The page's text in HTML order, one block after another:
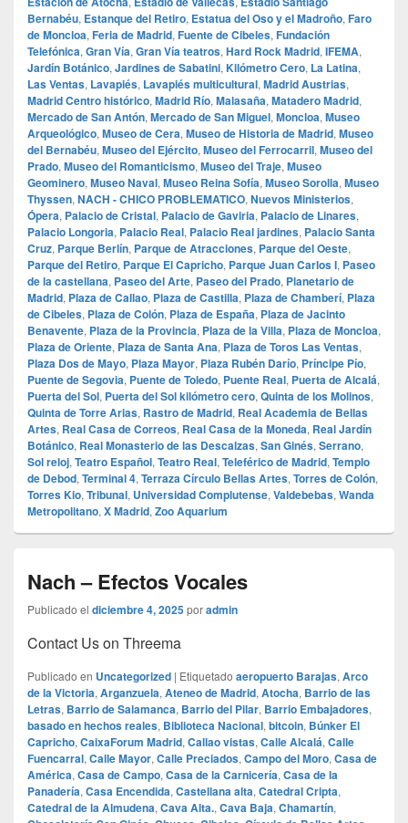
Bernabéu, Estanque del Retiro, Estatua del Oso y el Madroño, Faro
de Moncloa, Feria de Madrid, Fuente de Cibeles, Fundación
Telefónica, Gran Vía, Gran Vía teatros, Hard Rock Madrid, IFEMA,
Jardín Botánico, Jardines de Sabatini, Kilómetro Cero, La Latina,
Las Ventas, Lavapiés, Lavapiés multicultural, Madrid Austrias,
Madrid Centro histórico, Madrid Río, Malasaña, Matadero Madrid,
Mercado de San Antón, Mercado de San Miguel, Moncloa, Museo
Arqueológico, Museo de Cera, Museo de Historia de Madrid, Museo
del Bernabéu, Museo del Ejército, Museo del Ferrocarril, Museo del
Prado, Museo del Romanticismo, Museo del Traje, Museo
Geominero, Museo Naval, Museo Reina Sofía, Museo Sorolla, Museo
Thyssen, NACH - CHICO PROBLEMATICO, Nuevos Ministerios,
Ópera, Palacio de Cristal, Palacio de Gaviria, Palacio de Linares,
Palacio Longoria, Palacio Real, Palacio Real jardines, Palacio Santa
Cruz, Parque Berlín, Parque de Atracciones, Parque del Oeste,
Parque del Retiro, Parque El Capricho, Parque Juan Carlos I, Paseo
de la castellana, Paseo del Arte, Paseo del Prado, Planetario de
Madrid, Plaza de Callao, Plaza de Castilla, Plaza de Chamberí, Plaza
de Cibeles, Plaza de Colón, Plaza de España, Plaza de Jacinto
Benavente, Plaza de la Provincia, Plaza de la Villa, Plaza de Moncloa,
Plaza de Oriente, Plaza de Santa Ana, Plaza de Toros Las Ventas,
Plaza Dos de Mayo, Plaza Mayor, Plaza Rubén Darío, Príncipe Pío,
Puente de Segovia, Puente de Toledo, Puente Real, Puerta de Alcalá,
Puerta del Sol, Puerta del Sol kilómetro cero, Quinta de los Molinos,
Quinta de Torre Arias, Rastro de Madrid, Real Academia de Bellas
Artes, Real Casa de Correos, Real Casa de la Moneda, Real Jardín
Botánico, Real Monasterio de las Descalzas, San Ginés, Serrano,
Sol reloj, Teatro Español, Teatro Real, Teleférico de Madrid, Templo
de Debod, Terminal 4, Terraza Círculo Bellas Artes, Torres de Colón,
Torres Kio, Tribunal, Universidad Complutense, Valdebebas, Wanda
Metropolitano, X Madrid, Zoo Aquarium
Nach – Efectos Vocales
Publicado el diciembre 4, 2025poradmin
Contact Us on Threema
Publicado en Uncategorized | Etiquetado aeropuerto Barajas, Arco
de la Victoria, Arganzuela, Ateneo de Madrid, Atocha, Barrio de las
Letras, Barrio de Salamanca, Barrio del Pilar, Barrio Embajadores,
basado en hechos reales, Biblioteca Nacional, bitcoin, Búnker El
Capricho, CaixaForum Madrid, Callao vistas, Calle Alcalá, Calle
Fuencarral, Calle Mayor, Calle Preciados, Campo del Moro, Casa de
América, Casa de Campo, Casa de la Carnicería, Casa de la
Panadería, Casa Encendida, Castellana alta, Catedral Cripta,
Catedral de la Almudena, Cava Alta., Cava Baja, Chamartín,